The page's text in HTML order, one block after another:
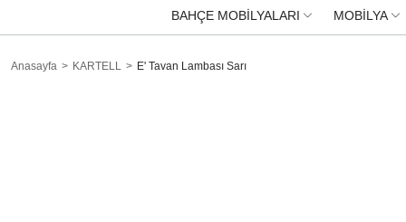
BAHÇE MOBİLYALARI MOBİLYA
Anasayfa KARTELL E' Tavan Lambası Sarı